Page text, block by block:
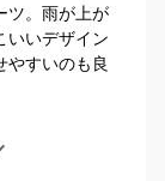
ツ。雨が上が
いいデザイン
やすいのも良